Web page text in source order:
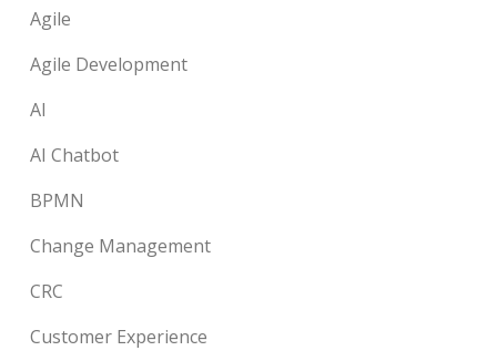
Agile
Agile Development
AI
AI Chatbot
BPMN
Change Management
CRC
Customer Experience